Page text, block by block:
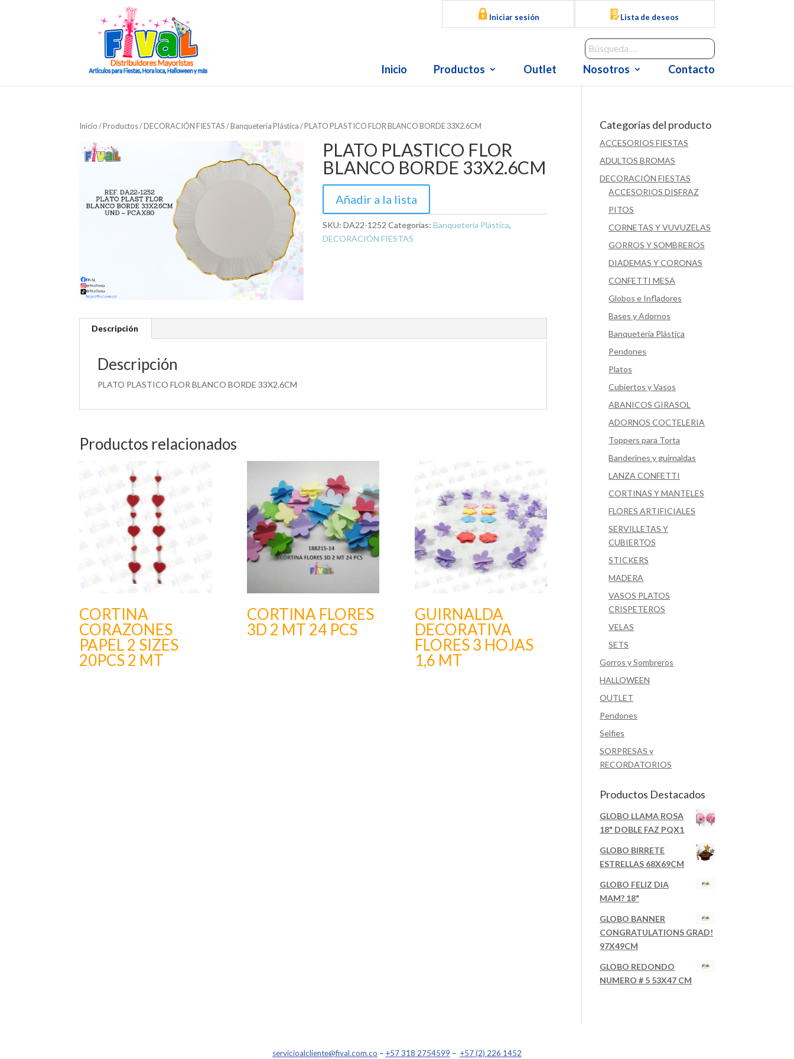
Iniciar sesión Lista de deseos
Inicio Productos Outlet Nosotros Contacto
Inicio/Productos/DECORACIÓN FIESTAS/Banqueteria Plástica/ PLATO PLASTICO FLOR BLANCO BORDE 33X2.6CM
PLATO PLASTICO FLOR
BLANCO BORDE 33X2.6CM
Añadir a la lista
SKU:DA22-1252 Categorías:Banqueteria Plástica,
DECORACIÓN FIESTAS
Descripción
Descripción
PLATO PLASTICO FLOR BLANCO BORDE 33X2.6CM
Productos relacionados
CORTINA
CORAZONES
PAPEL 2 SIZES
20PCS 2 MT
CORTINA FLORES
3D 2 MT 24 PCS
GUIRNALDA
DECORATIVA
FLORES 3 HOJAS
1,6 MT
Categorías del producto
ACCESORIOS FIESTAS
ADULTOS BROMAS
DECORACIÓN FIESTAS
ACCESORIOS DISFRAZ
PITOS
CORNETAS Y VUVUZELAS
GORROS Y SOMBREROS
DIADEMAS Y CORONAS
CONFETTI MESA
Globos e Infladores
Bases y Adornos
Banqueteria Plástica
Pendones
Platos
Cubiertos y Vasos
ABANICOS GIRASOL
ADORNOS COCTELERIA
Toppers para Torta
Banderines y guirnaldas
LANZA CONFETTI
CORTINAS Y MANTELES
FLORES ARTIFICIALES
SERVILLETAS Y
CUBIERTOS
STICKERS
MADERA
VASOS PLATOS
CRISPETEROS
VELAS
SETS
Gorros y Sombreros
HALLOWEEN
OUTLET
Pendones
Selfies
SORPRESAS y
RECORDATORIOS
Productos Destacados
GLOBO LLAMA ROSA
18" DOBLE FAZ PQX1
GLOBO BIRRETE
ESTRELLAS 68X69CM
GLOBO FELIZ DIA
MAM? 18"
GLOBO BANNER
CONGRATULATIONS GRAD!
97X49CM
GLOBO REDONDO
NUMERO # 5 53X47 CM
servicioalcliente@fival.com.co – +57 318 2754599 – +57 (2) 226 1452